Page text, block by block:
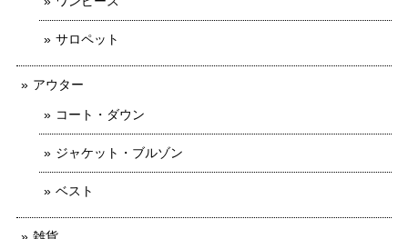
サロペット
アウター
コート・ダウン
ジャケット・ブルゾン
ベスト